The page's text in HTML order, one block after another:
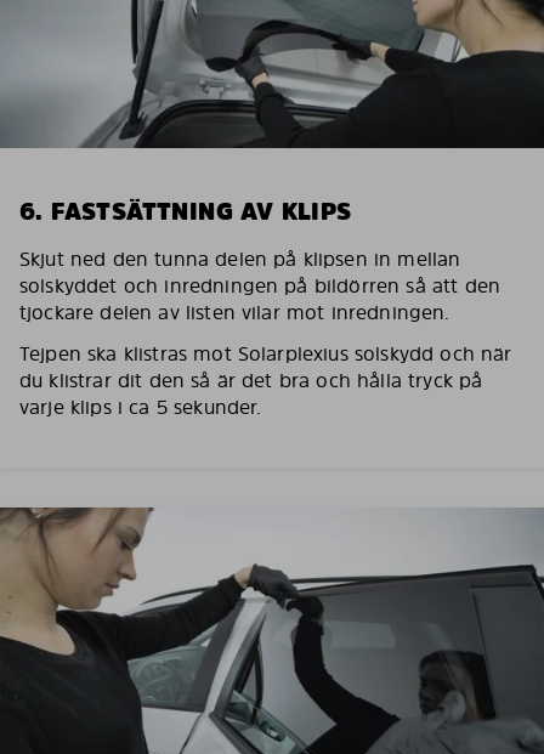
6. FASTSÄTTNING AV KLIPS
Skjut ned den tunna delen på klipsen in mellan
solskyddet och inredningen på bildörren så att den
tjockare delen av listen vilar mot inredningen.
Tejpen ska klistras mot Solarplexius solskydd och när
du klistrar dit den så är det bra och hålla tryck på
varje klips i ca 5 sekunder.